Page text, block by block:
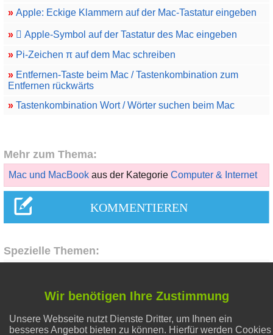
»Apple: Eckige Klammern auf der Mac-Tastatur eingeben
» Apple-Symbol auf der Tastatur des Mac eingeben
»Pi-Zeichen π auf dem Mac schreiben
»Entfernen-Taste beim Mac / Tastenkombination zum
Entfernen rückwärts
»Tastenkombination Wort / Wörter suchen beim Mac
Mehr zum Thema:
Mac und MacBookaus der Kategorie Computer & Internet
Spezielle Themen:
Gesunder Schlaf
Wir benötigen Ihre Zustimmung
Unsere Webseite nutzt Dienste Dritter, um Ihnen ein
besseres Angebot bieten zu können. Hierfür werden Cookies